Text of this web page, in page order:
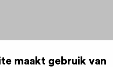
maakt gebruik van